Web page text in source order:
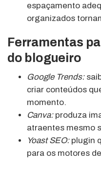
espaçamento
organizados
Ferramentas
do blogueiro
Google Trends:
criar conteúdos
momento.
Canva:produza
atraentes mesmo
Yoast SEO:plugin
para os motores